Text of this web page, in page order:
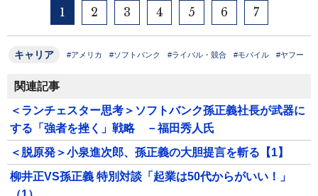
1 2 3 4 5 6 7
キャリア #アメリカ #ソフトバンク #ライバル・競合 #モバイル #ヤフー
関連記事
＜ランチェスター思考＞ソフトバンク孫正義社長が武器に
する「強者を挫く」戦略 －福田秀人氏
＜脱原発＞小泉進次郎、孫正義の大胆提言を斬る【1】
柳井正VS孫正義 特別対談「起業は50代からがいい！」